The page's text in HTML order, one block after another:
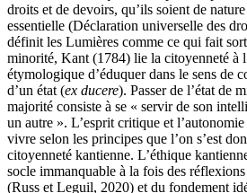
droits et de devoirs, qu’ils soient de
essentielle (Déclaration universelle des
définit les Lumières comme ce qui fait
minorité, Kant (1784) lie la citoyenneté à
étymologique d’éduquer dans le sens de
d’un état (ex ducere). Passer de l’état de
majorité consiste à se « servir de son
un autre ». L’esprit critique et
vivre selon les principes que l’on s’est
citoyenneté kantienne. L’éthique
socle immanquable à la fois des
(Russ et Leguil, 2020) et du fondement